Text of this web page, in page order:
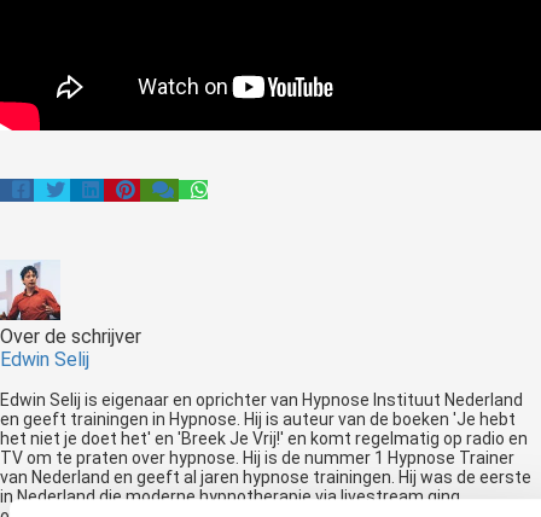
Over de schrijver
Edwin Selij
Edwin Selij is eigenaar en oprichter van Hypnose Instituut Nederland
en geeft trainingen in Hypnose. Hij is auteur van de boeken 'Je hebt
het niet je doet het' en 'Breek Je Vrij!' en komt regelmatig op radio en
TV om te praten over hypnose. Hij is de nummer 1 Hypnose Trainer
van Nederland en geeft al jaren hypnose trainingen. Hij was de eerste
in Nederland die moderne hypnotherapie via livestream ging